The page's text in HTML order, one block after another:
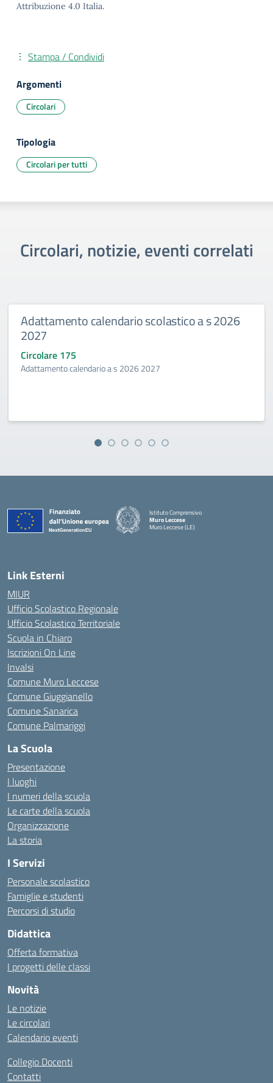
Attribuzione 4.0 Italia.
Stampa / Condividi
Argomenti
Circolari
Tipologia
Circolari per tutti
Circolari, notizie, eventi correlati
Adattamento calendario scolastico a s 2026
2027
Circolare 175
Adattamento calendario a s 2026 2027
Istituto Comprensivo
Muro Leccese
Muro Leccese (LE)
Link Esterni
MIUR
Ufficio Scolastico Regionale
Ufficio Scolastico Territoriale
Scuola in Chiaro
Iscrizioni On Line
Invalsi
Comune Muro Leccese
Comune Giuggianello
Comune Sanarica
Comune Palmariggi
La Scuola
Presentazione
I luoghi
I numeri della scuola
Le carte della scuola
Organizzazione
La storia
I Servizi
Personale scolastico
Famiglie e studenti
Percorsi di studio
Didattica
Offerta formativa
I progetti delle classi
Novità
Le notizie
Le circolari
Calendario eventi
Collegio Docenti
Contatti